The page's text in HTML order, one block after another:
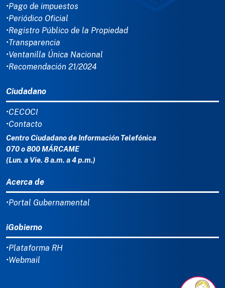
•Pago de impuestos
•Periódico Oficial
•Registro Público de la Propiedad
•Transparencia
•Ventanilla Única Nacional
•Recomendación 21/2024
Ciudadano
•CECOCI
•Contacto
Centro Ciudadano de Información Telefónica
070 o 800 MÁRCAME
(Lun. a Vie. 8 a.m. a 4 p.m.)
Acerca de
•Portal Gubernamental
iGobierno
•Plataforma RH
•Webmail